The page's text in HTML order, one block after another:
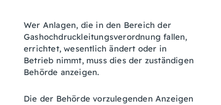
Wer Anlagen, die in den Bereich der
Gashochdruckleitungsverordnung fallen,
errichtet, wesentlich ändert oder in
Betrieb nimmt, muss dies der zuständigen
Behörde anzeigen.
Die der Behörde vorzulegenden Anzeigen